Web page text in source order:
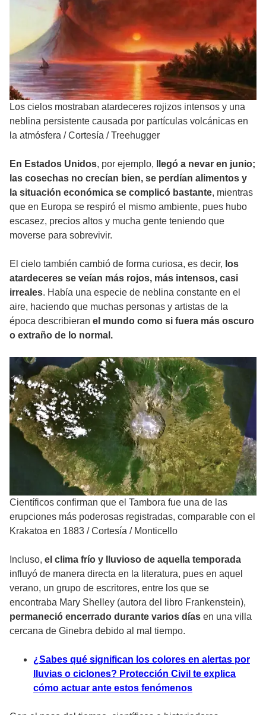
Los cielos mostraban atardeceres rojizos intensos y una
neblina persistente causada por partículas volcánicas en
la atmósfera /Cortesía / Treehugger
En Estados Unidos, por ejemplo,
llegó a nevar en junio;
las cosechas no crecían bien, se perdían alimentos y
la situación económica se complicó bastante, mientras
que en Europa se respiró el mismo ambiente, pues hubo
escasez, precios altos y mucha gente teniendo que
moverse para sobrevivir.
El cielo también cambió de forma curiosa, es decir, los
atardeceres se veían más rojos, más intensos, casi
irreales. Había una especie de neblina constante en el
aire, haciendo que muchas personas y artistas de la
época describieran el mundo como si fuera más oscuro
o extraño de lo normal.
Científicos confirman que el Tambora fue una de las
erupciones más poderosas registradas, comparable con el
Krakatoa en 1883 /Cortesía / Monticello
Incluso, el clima frío y lluvioso de aquella temporada
influyó de manera directa en la literatura, pues en aquel
verano, un grupo de escritores, entre los que se
encontraba Mary Shelley (autora del libro Frankenstein),
permaneció encerrado durante varios días en una villa
cercana de Ginebra debido al mal tiempo.
¿Sabes qué significan los colores en alertas por
lluvias o ciclones? Protección Civil te explica
cómo actuar ante estos fenómenos